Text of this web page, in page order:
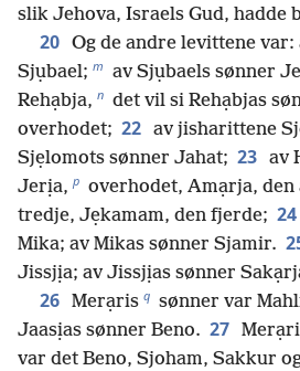
slik Jehova, Israels Gud, hadde
20 Og de andre levittene
Sjụbael; m av Sjụbaels sønner
Rehạbja, n det vil si Rehạbjas
overhodet; 22 av jisharittene
Sjẹlomots sønner Jahat; 23 av
Jerịa, p overhodet, Amạrja, den
tredje, Jẹkamam, den fjerde; 24
Mika; av Mikas sønner Sjamir.
Jissjịa; av Jissjịas sønner
26 Merạris q sønner var
Jaasịas sønner Beno. 27
var det Beno, Sjoham, Sakkur